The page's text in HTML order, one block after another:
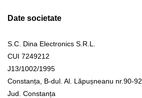
Date societate
S.C. Dina Electronics S.R.L.
CUI 7249212
J13/1002/1995
Constanța, B-dul. Al. Lăpușneanu nr.90-92,
Jud. Constanța